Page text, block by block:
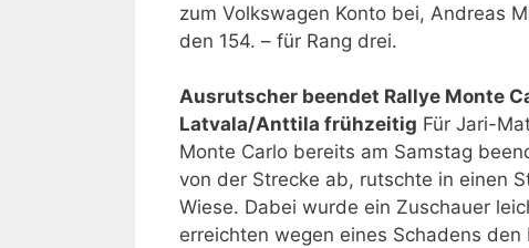
zum Volkswagen Konto bei, Andreas
den 154. – für Rang drei.
Ausrutscher beendet Rallye Monte
Latvala/Anttila frühzeitig Für Jari-
Monte Carlo bereits am Samstag
von der Strecke ab, rutschte in einen
Wiese. Dabei wurde ein Zuschauer
erreichten wegen eines Schadens